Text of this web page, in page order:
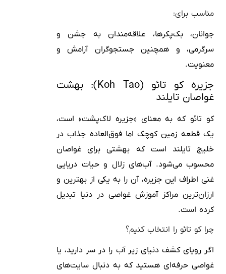
مناسب برای:
جوانان، بک‌پکرها، علاقه‌مندان به جشن و
سرگرمی، و همچنین جستجوگران آرامش و
معنویت.
جزیره کو تائو (Koh Tao): بهشت
غواصان تایلند
کو تائو که به معنای «جزیره لاک‌پشت» است،
یک قطعه زمین کوچک اما فوق‌العاده جذاب در
خلیج تایلند است که بهشتی برای غواصان
محسوب می‌شود. آب‌های زلال و حیات دریایی
غنی اطراف این جزیره، آن را به یکی از بهترین و
ارزان‌ترین مراکز آموزش غواصی در دنیا تبدیل
کرده است.
چرا کو تائو را انتخاب کنیم؟
اگر رویای کشف دنیای زیر آب را در سر دارید، یا
غواصی حرفه‌ای هستید که به دنبال سایت‌های